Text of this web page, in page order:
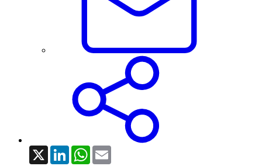
X LinkedInWhatsApp